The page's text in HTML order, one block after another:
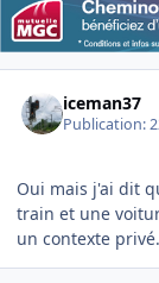
iceman37
Publication:
Oui mais j'ai dit
train et une
un contexte privé.